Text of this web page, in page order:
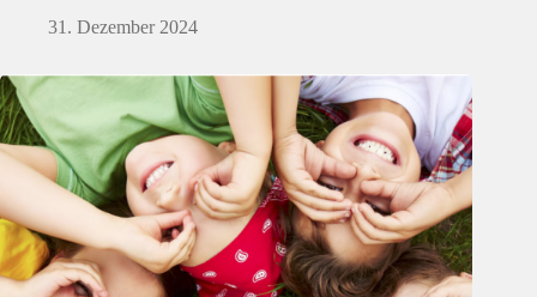
31. Dezember 2024